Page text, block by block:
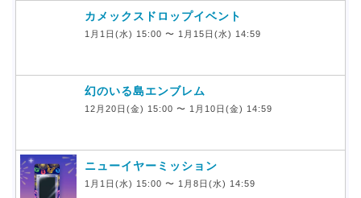
カメックスドロップイベント
1月1日(水) 15:00 〜 1月15日(水) 14:59
幻のいる島エンブレム
12月20日(金) 15:00 〜 1月10日(金) 14:59
ニューイヤーミッション
1月1日(水) 15:00 〜 1月8日(水) 14:59